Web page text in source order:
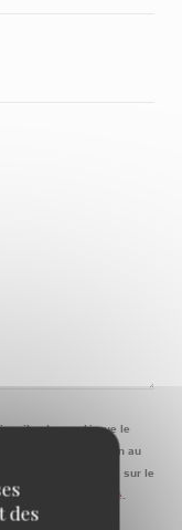
des
il est rappelé que le
la liste d'opposition au
plus d'informations sur le
de confidentialité